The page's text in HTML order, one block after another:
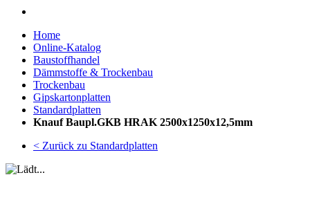
Home
Online-Katalog
Baustoffhandel
Dämmstoffe & Trockenbau
Trockenbau
Gipskartonplatten
Standardplatten
Knauf Baupl.GKB HRAK 2500x1250x12,5mm
< Zurück zu Standardplatten